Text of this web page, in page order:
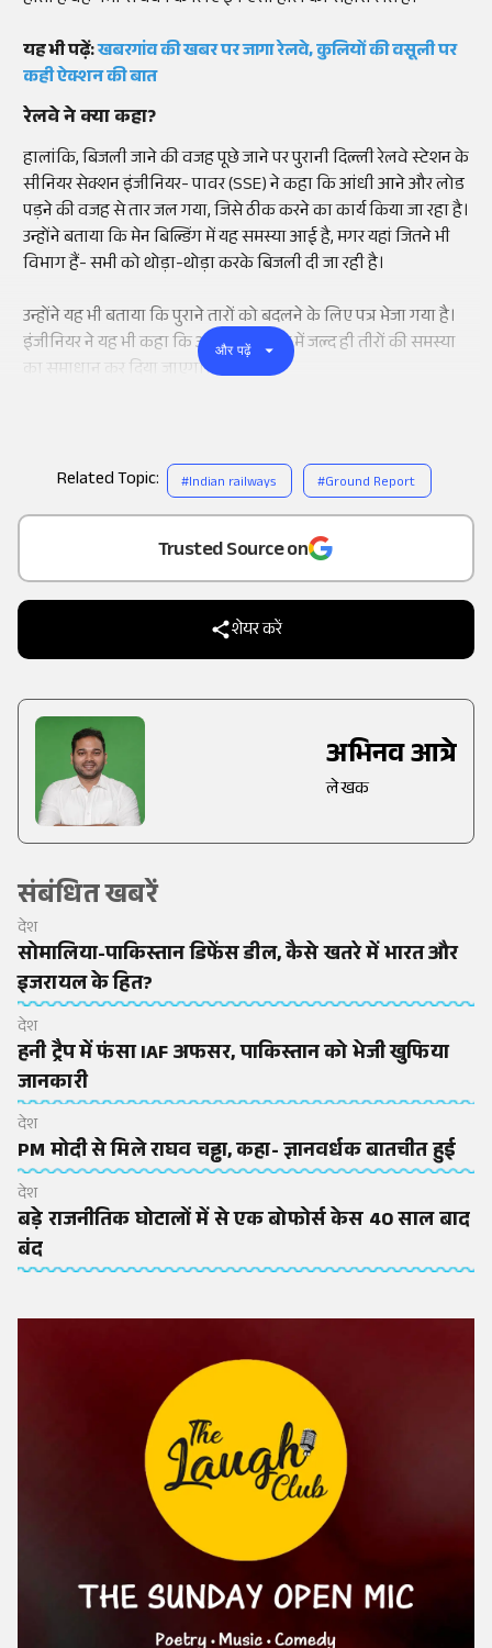
Add
as a
Trusted Source on
शेयर करें
अभिनव आत्रे
लेखक
संबंधित खबरें
देश
सोमालिया-पाकिस्तान डिफेंस डील, कैसे खतरे में भारत और
इजरायल के हित?
देश
हनी ट्रैप में फंसा IAF अफसर, पाकिस्तान को भेजी खुफिया
जानकारी
देश
PM मोदी से मिले राघव चड्ढा, कहा- ज्ञानवर्धक बातचीत हुई
देश
बड़े राजनीतिक घोटालों में से एक बोफोर्स केस 40 साल बाद
बंद
यह भी पढ़ें:खबरगांव की खबर पर जागा रेलवे, कुलियों की वसूली पर
कही ऐक्शन की बात
रेलवे ने क्या कहा?
हालांकि, बिजली जाने की वजह पूछे जाने पर पुरानी दिल्ली रेलवे स्टेशन के
सीनियर सेक्शन इंजीनियर- पावर (SSE) ने कहा कि आंधी आने और लोड
पड़ने की वजह से तार जल गया, जिसे ठीक करने का कार्य किया जा रहा है।
उन्होंने बताया कि मेन बिल्डिंग में यह समस्या आई है, मगर यहां जितने भी
विभाग हैं- सभी को थोड़ा-थोड़ा करके बिजली दी जा रही है।
उन्होंने यह भी बताया कि पुराने तारों को बदलने के लिए पत्र भेजा गया है।
इंजीनियर ने यह भी कहा कि आने वाले समय में जल्द ही तीरों की समस्या
का समाधान कर दिया जाएगा।
और पढ़ें
Related Topic: #Indian railways #Ground Report